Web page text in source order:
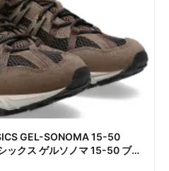
GEL-SONOMA 15-50
クス ゲルソノマ 15-50 ブラ
/定価/販売店舗まとめ